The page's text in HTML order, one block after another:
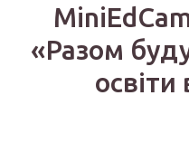
«Разом
освіти